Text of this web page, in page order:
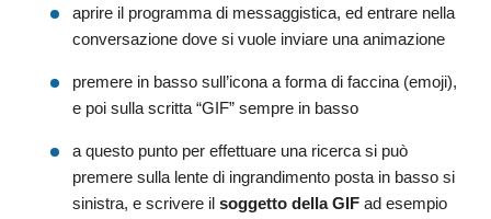
aprire il programma di messaggistica, ed entrare nella
conversazione dove si vuole inviare una animazione
premere in basso sull’icona a forma di faccina (emoji),
e poi sulla scritta “GIF” sempre in basso
a questo punto per effettuare una ricerca si può
premere sulla lente di ingrandimento posta in basso si
sinistra, e scrivere il soggetto della GIF ad esempio